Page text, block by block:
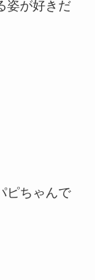
姿が好きだ
ピちゃんで